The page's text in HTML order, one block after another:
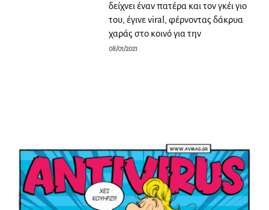
δείχνει έναν πατέρα και τον γκέι γιο
του, έγινε viral, φέρνοντας δάκρυα
χαράς στο κοινό για την
08/01/2021